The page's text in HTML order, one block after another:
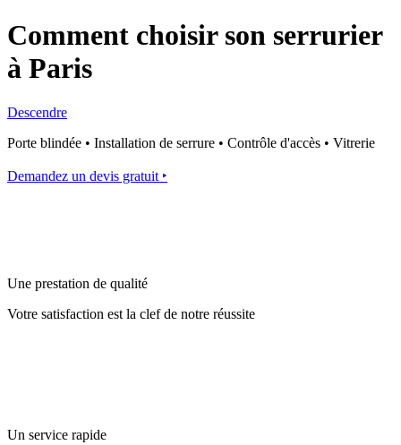
Comment choisir son serrurier
à Paris
Descendre
Porte blindée • Installation de serrure • Contrôle d'accès • Vitrerie
Demandez un devis gratuit ‣
Une prestation de qualité
Votre satisfaction est la clef de notre réussite
Un service rapide